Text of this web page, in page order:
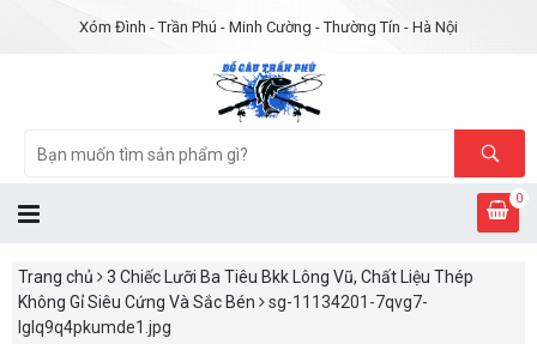
Xóm Đình - Trần Phú - Minh Cường - Thường Tín - Hà Nội
0
Trang chủ
3 Chiếc Lưỡi Ba Tiêu Bkk Lông Vũ, Chất Liệu Thép
Không Gỉ Siêu Cứng Và Sắc Bén
sg-11134201-7qvg7-
lglq9q4pkumde1.jpg